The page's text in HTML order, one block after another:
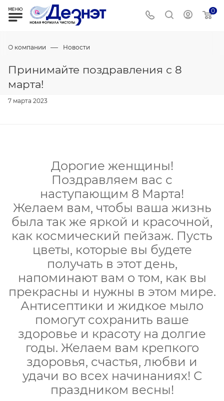
0
О компании — Новости
Принимайте поздравления с 8
марта!
7 марта 2023
Дорогие женщины!
Поздравляем вас с
наступающим 8 Марта!
Желаем вам, чтобы ваша жизнь
была так же яркой и красочной,
как космический пейзаж. Пусть
цветы, которые вы будете
получать в этот день,
напоминают вам о том, как вы
прекрасны и нужны в этом мире.
Антисептики и жидкое мыло
помогут сохранить ваше
здоровье и красоту на долгие
годы. Желаем вам крепкого
здоровья, счастья, любви и
удачи во всех начинаниях! С
праздником весны!